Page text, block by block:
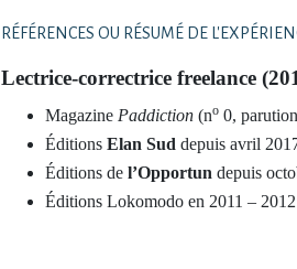
RÉFÉRENCES OU RÉSUMÉ DE
Lectrice-correctrice freelance
Magazine Paddiction (no 0,
Éditions Elan Sud depuis avril
Éditions de l’Opportun depuis
Éditions Lokomodo en 2011 –